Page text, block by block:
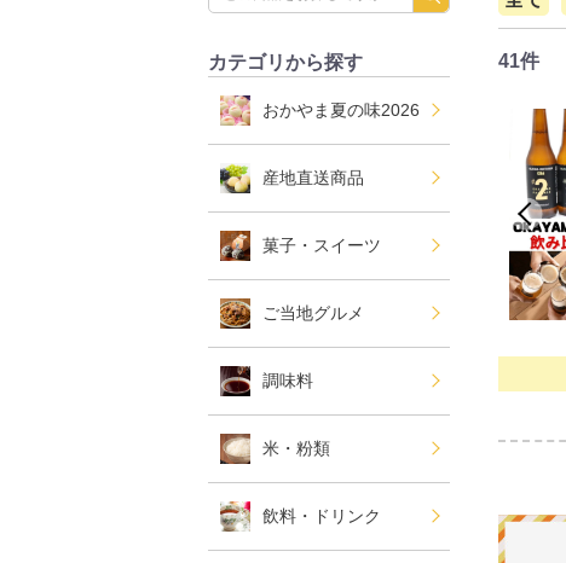
カテゴリから探す
おかやま夏の味2026
産地直送商品
菓子・スイーツ
ご当地グルメ
調味料
米・粉類
飲料・ドリンク
41件